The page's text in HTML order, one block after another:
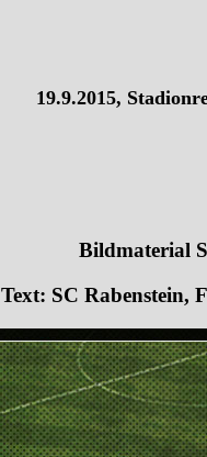
19.9.2015,
Bildmaterial
Text: SC Rabenstein,